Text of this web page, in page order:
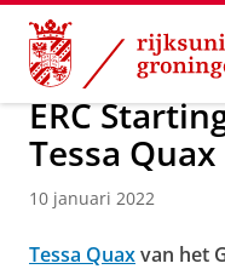
Skip
Content
Skip
Navigation
Over ons Faculty of
ERC
Tessa Quax
10 januari 2022
Tessa Quaxvan het